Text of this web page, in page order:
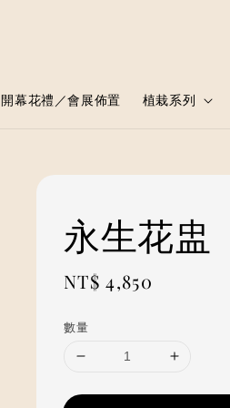
開幕花禮／會展佈置 植栽系列
永生花盅
Regular
NT$ 4,850
數量